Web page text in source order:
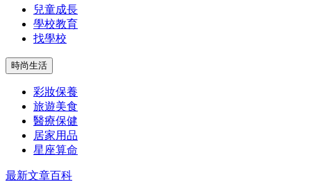
兒童成長
學校教育
找學校
時尚生活
彩妝保養
旅遊美食
醫療保健
居家用品
星座算命
最新文章百科